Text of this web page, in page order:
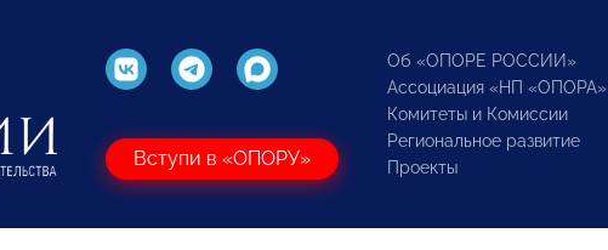
Вступи в «ОПОРУ»
Об «ОПОРЕ РОССИИ»
Ассоциация «НП «ОПОРА»
Комитеты и Комиссии
Региональное развитие
Проекты